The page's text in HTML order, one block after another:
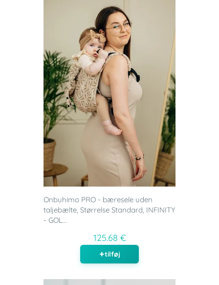
Onbuhimo PRO - bæresele uden
taljebælte, Størrelse Standard, INFINITY
- GOL...
125.68 €
tilføj